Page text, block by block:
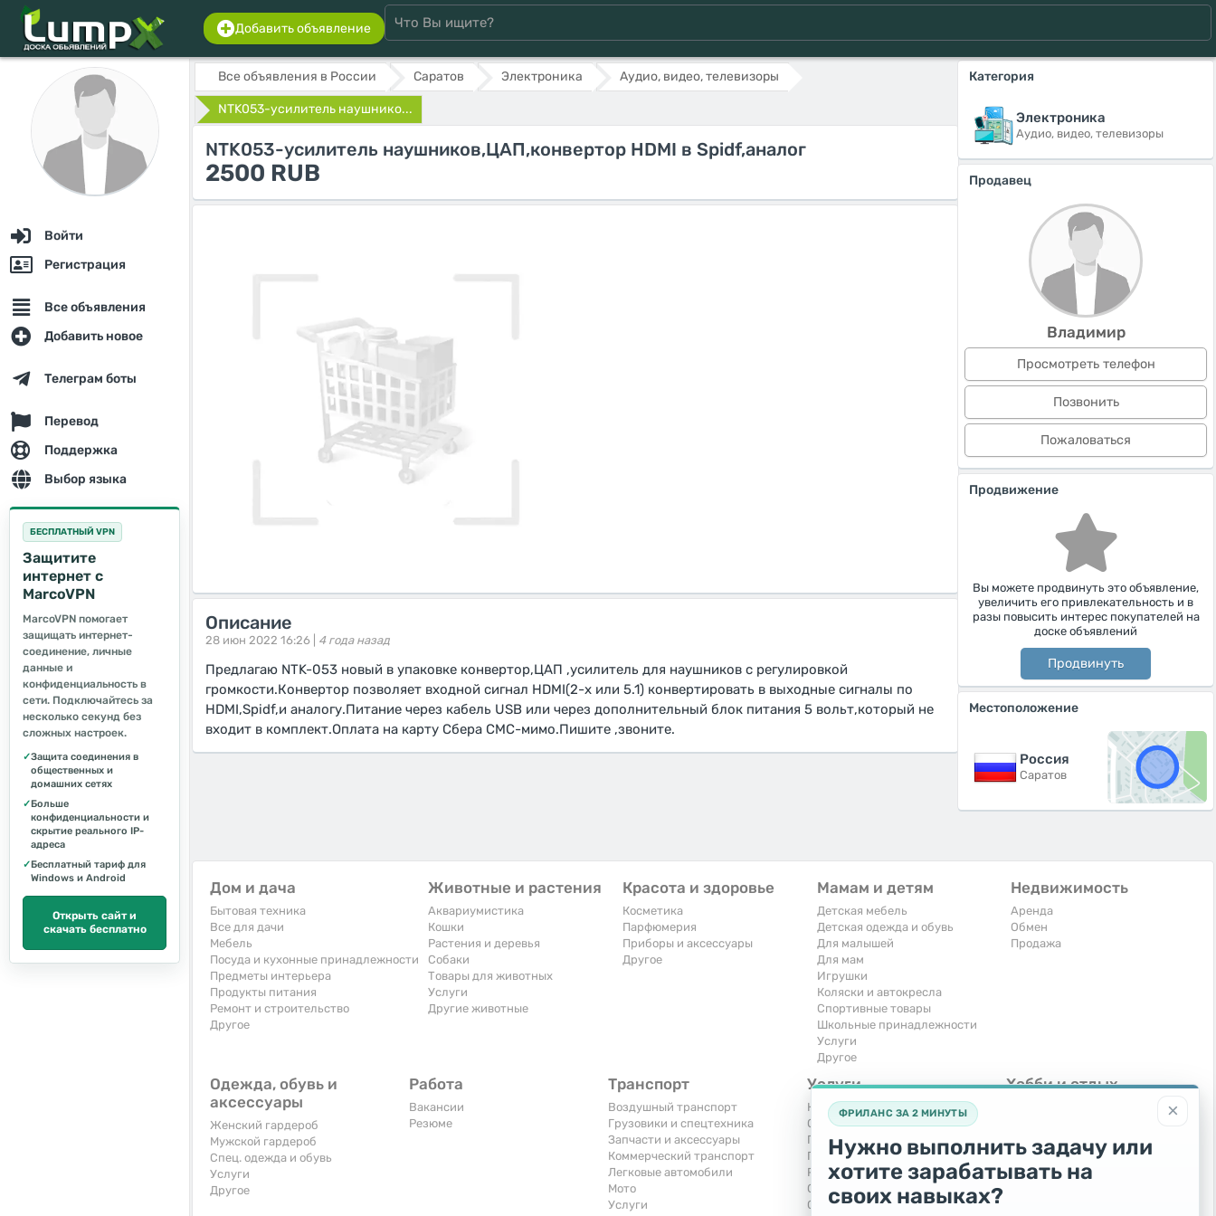
Добавить объявление
Войти
Регистрация
Все объявления
Добавить новое
Телеграм боты
Перевод
Поддержка
Выбор языка
БЕСПЛАТНЫЙ VPN
Защитите
интернет с
MarcoVPN
MarcoVPN помогает
защищать интернет-
соединение, личные
данные и
конфиденциальность в
сети. Подключайтесь за
несколько секунд без
сложных настроек.
✓Защита соединения в
общественных и
домашних сетях
✓Больше
конфиденциальности и
скрытие реального IP-
адреса
✓Бесплатный тариф для
Windows и Android
Открыть сайт и
скачать бесплатно
Все объявления в России Саратов Электроника Аудио, видео, телевизоры
NTK053-усилитель наушнико...
NTK053-усилитель наушников,ЦАП,конвертор HDMI в Spidf,аналог
2500 RUB
Описание
28 июн 2022 16:26 | 4 года назад
Предлагаю NTK-053 новый в упаковке конвертор,ЦАП ,усилитель для наушников с регулировкой
громкости.Конвертор позволяет входной сигнал HDMI(2-х или 5.1) конвертировать в выходные сигналы по
HDMI,Spidf,и аналогу.Питание через кабель USB или через дополнительный блок питания 5 вольт,который не
входит в комплект.Оплата на карту Сбера СМС-мимо.Пишите ,звоните.
Категория
Электроника
Аудио, видео, телевизоры
Продавец
Владимир
Просмотреть телефон
Позвонить
Пожаловаться
Продвижение
Вы можете продвинуть это объявление,
увеличить его привлекательность и в
разы повысить интерес покупателей на
доске объявлений
Продвинуть
Местоположение
Россия
Саратов
Дом и дача
Бытовая техника
Все для дачи
Мебель
Посуда и кухонные принадлежности
Предметы интерьера
Продукты питания
Ремонт и строительство
Другое
Животные и растения
Аквариумистика
Кошки
Растения и деревья
Собаки
Товары для животных
Услуги
Другие животные
Красота и здоровье
Косметика
Парфюмерия
Приборы и аксессуары
Другое
Мамам и детям
Детская мебель
Детская одежда и обувь
Для малышей
Для мам
Игрушки
Коляски и автокресла
Спортивные товары
Школьные принадлежности
Услуги
Другое
Недвижимость
Аренда
Обмен
Продажа
Одежда, обувь и
аксессуары
Женский гардероб
Мужской гардероб
Спец. одежда и обувь
Услуги
Другое
Работа
Вакансии
Резюме
Транспорт
Воздушный транспорт
Грузовики и спецтехника
Запчасти и аксессуары
Коммерческий транспорт
Легковые автомобили
Мото
Услуги
Услуги
Компьютеры, интернет
Обучение и репетиторство
Перевозки и транспорт
Праздники и мероприятия
Ремонт и установка техники
Сиделки, горничные
Строительство и ремонт
Хобби и отдых
Спорт и отдых
Другое
×
ФРИЛАНС ЗА 2 МИНУТЫ
Нужно выполнить задачу или
хотите зарабатывать на
своих навыках?